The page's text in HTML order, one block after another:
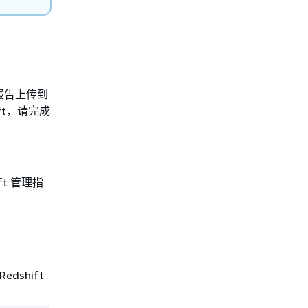
上传到
，请完成
管理指